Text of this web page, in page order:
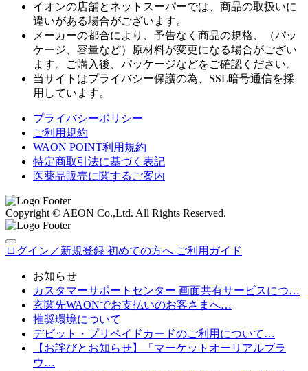
イオンの店舗とネットスーパーでは、商品の取扱いに
違いがある場合がございます。
メーカーの都合により、予告なく商品の規格、（パッ
ケージ、容量など）原材料が変更になる場合がござい
ます。ご購入後、パッケージなどをご確認ください。
当サイトはプライバシー保護の為、SSL暗号通信を採
用しています。
プライバシーポリシー
ご利用規約
WAON POINT利用規約
特定商取引法に基づく表記
医薬品販売に関するご案内
Copyright © AEON Co.,Ltd. All Rights Reserved.
ログイン／新規登録 初めての方へ ご利用ガイド
お知らせ
カスタマーサポートセンター 画面共有サービスにつ…
玄関先WAONでお支払いのお客さまへ…
推奨環境について
デビット・プリペイドカードのご利用について…
【お詫びとお知らせ】「マーケットオーリアルブラ
ウ…